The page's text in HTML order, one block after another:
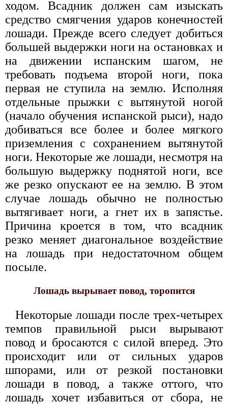
ходом. Всадник должен сам изыскать
средство смягчения ударов конечностей
лошади. Прежде всего следует добиться
большей выдержки ноги на остановках и
на движении испанским шагом, не
требовать подъема второй ноги, пока
первая не ступила на землю. Исполняя
отдельные прыжки с вытянутой ногой
(начало обучения испанской рыси), надо
добиваться все более и более мягкого
приземления с сохранением вытянутой
ноги. Некоторые же лошади, несмотря на
большую выдержку поднятой ноги, все
же резко опускают ее на землю. В этом
случае лошадь обычно не полностью
вытягивает ноги, а гнет их в запястье.
Причина кроется в том, что всадник
резко меняет диагональное воздействие
на лошадь при недостаточном общем
посыле.
Лошадь вырывает повод, торопится
Некоторые лошади после трех-четырех
темпов правильной рыси вырывают
повод и бросаются с силой вперед. Это
происходит или от сильных ударов
шпорами, или от резкой постановки
лошади в повод, а также оттого, что
лошадь хочет избавиться от сбора, не